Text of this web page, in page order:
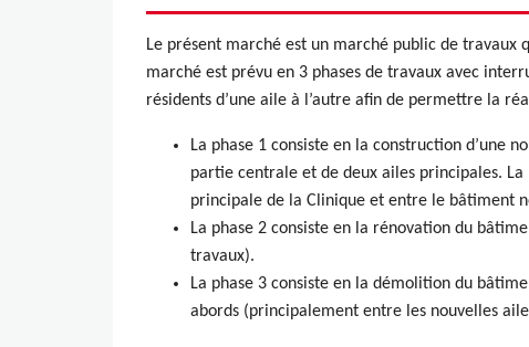
Le présent marché est un marché public de travaux
marché est prévu en 3 phases de travaux avec
résidents d’une aile à l’autre afin de permettre la
La phase 1 consiste en la construction d’une
partie centrale et de deux ailes principales.
principale de la Clinique et entre le bâtiment
La phase 2 consiste en la rénovation du
travaux).
La phase 3 consiste en la démolition du
abords (principalement entre les nouvelles